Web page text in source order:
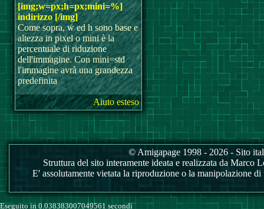
[img;w=px;h=px;mini=%]
indirizzo [/img]
Come sopra, w ed h sono base e
altezza in pixel o mini è la
percentuale di riduzione
dell'immagine. Con mini=std
l'immagine avrà una grandezza
predefinita
Aiuto esteso
© Amigapage 1998 - 2026 - Sito
Struttura del sito interamente ideata e realizzata da
E' assolutamente vietata la riproduzione o la manipolazione
Eseguito in 0.038383007049561 secondi